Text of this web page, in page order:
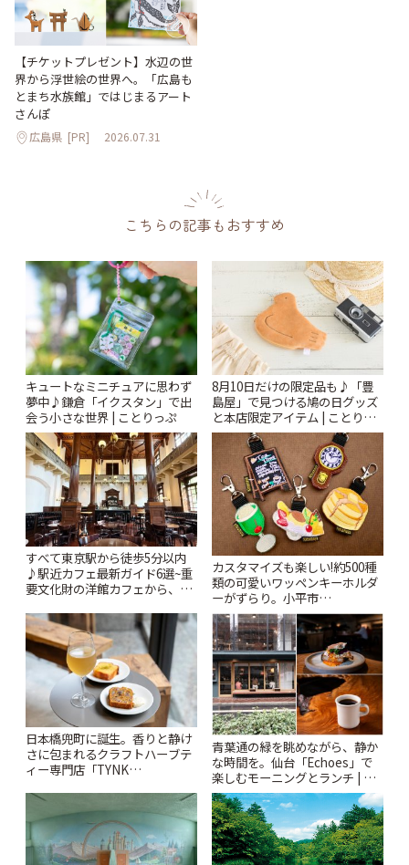
【チケットプレゼント】水辺の世
界から浮世絵の世界へ。「広島も
とまち水族館」ではじまるアート
さんぽ
広島県 [PR] 2026.07.31
こちらの記事もおすすめ
キュートなミニチュアに思わず
夢中♪鎌倉「イクスタン」で出
会う小さな世界 | ことりっぷ
8月10日だけの限定品も♪「豊
島屋」で見つける鳩の日グッズ
と本店限定アイテム | ことりっ
ぷ
すべて東京駅から徒歩5分以内
♪駅近カフェ最新ガイド6選~重
要文化財の洋館カフェから、改
りっぷ
カスタマイズも楽しい!約500種
類の可愛いワッペンキーホルダ
ーがずらり。小平市
「Kimamaya T&K」 | ことりっ
ぷ
日本橋兜町に誕生。香りと静け
さに包まれるクラフトハーブテ
ィー専門店「TYNK
青葉通の緑を眺めながら、静か
な時間を。仙台「Echoes」で
楽しむモーニングとランチ | こ
とりっぷ